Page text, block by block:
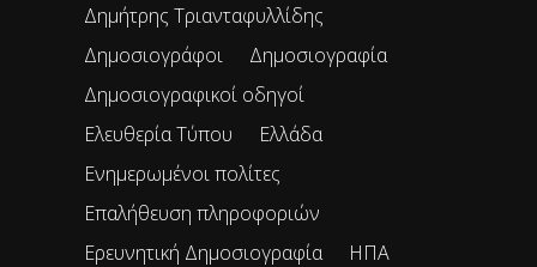
Δημήτρης Τριανταφυλλίδης
Δημοσιογράφοι
Δημοσιογραφία
Δημοσιογραφικοί οδηγοί
Ελευθερία Τύπου
Ελλάδα
Ενημερωμένοι πολίτες
Επαλήθευση πληροφοριών
Ερευνητική Δημοσιογραφία
ΗΠΑ